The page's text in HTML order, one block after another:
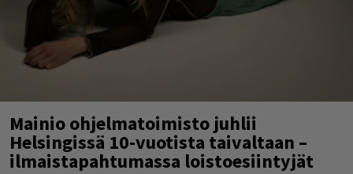
Mainio ohjelmatoimisto juhlii
Helsingissä 10-vuotista taivaltaan –
ilmaistapahtumassa loistoesiintyjät